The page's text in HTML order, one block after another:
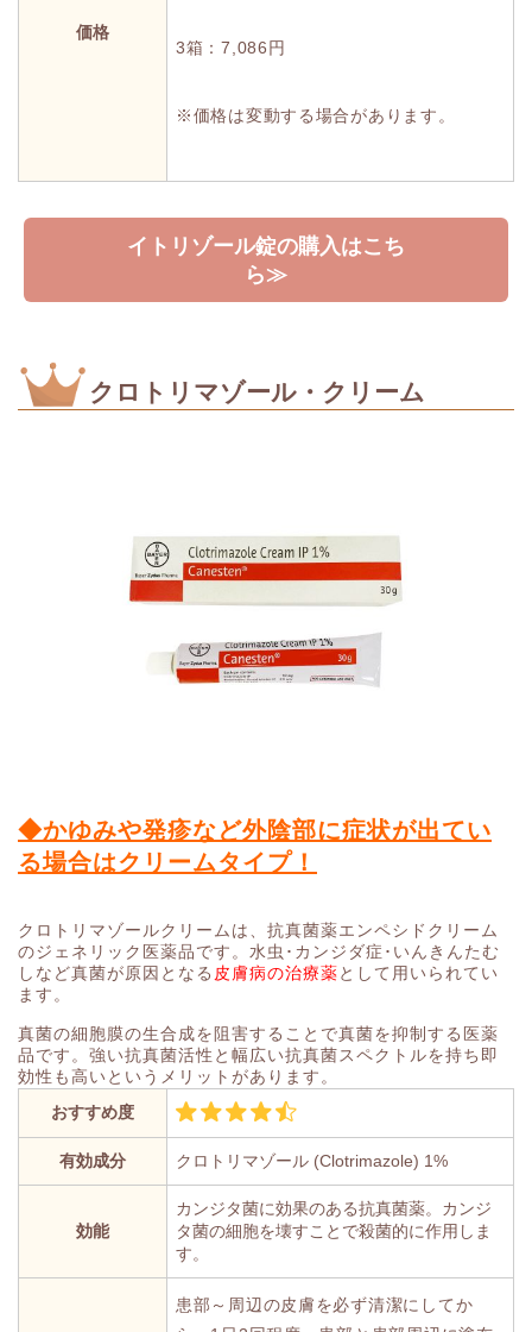
価格
3箱：7,086円
※価格は変動する場合があります。
イトリゾール錠の購入はこち
ら≫
クロトリマゾール・クリーム
◆かゆみや発疹など外陰部に症状が出てい
る場合はクリームタイプ！
クロトリマゾールクリームは、抗真菌薬エンペシドクリーム
のジェネリック医薬品です。水虫･カンジダ症･いんきんたむ
しなど真菌が原因となる 皮膚病の治療薬 として用いられてい
ます。
真菌の細胞膜の生合成を阻害することで真菌を抑制する医薬
品です。強い抗真菌活性と幅広い抗真菌スペクトルを持ち即
効性も高いというメリットがあります。
おすすめ度
有効成分 クロトリマゾール (Clotrimazole) 1%
効能
カンジタ菌に効果のある抗真菌薬。カンジ
タ菌の細胞を壊すことで殺菌的に作用しま
す。
患部～周辺の皮膚を必ず清潔にしてか